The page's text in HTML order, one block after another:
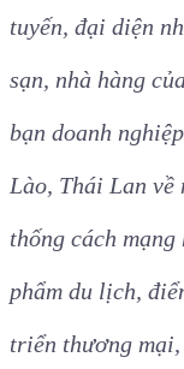
nhằm tưởng nhớ
trong tiếng Lào
Patuxay có
thẳng đứng, con
Elysée của